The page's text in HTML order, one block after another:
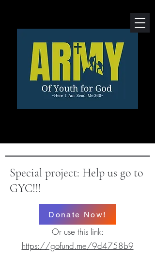
Special project: Help us go to
GYC!!!
Donate Now!
Or use this link:
https://gofund.me/9d4758b9